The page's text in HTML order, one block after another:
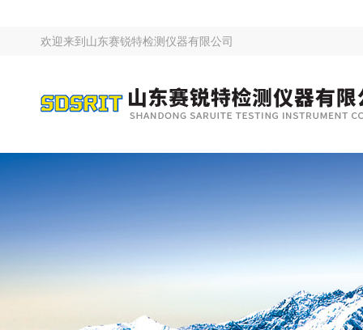
欢迎来到 山东赛锐特检测仪器有限公司